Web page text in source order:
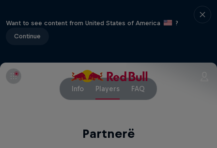
Want to see content from United States of America
?
Continue
Info Players FAQ
Partnerë